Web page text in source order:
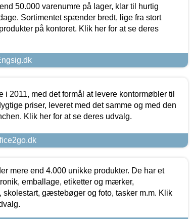
50.000 varenumre på lager, klar til hurtig
Sortimentet spænder bredt, lige fra stort
på kontoret. Klik her for at se deres
i 2011, med det formål at levere kontormøbler til
priser, leveret med det samme og med den
Klik her for at se deres udvalg.
mere end 4.000 unikke produkter. De har et
emballage, etiketter og mærker,
skolestart, gæstebøger og foto, tasker m.m. Klik